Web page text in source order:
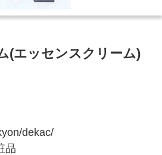
(エッセンスクリーム)
dekac/
品